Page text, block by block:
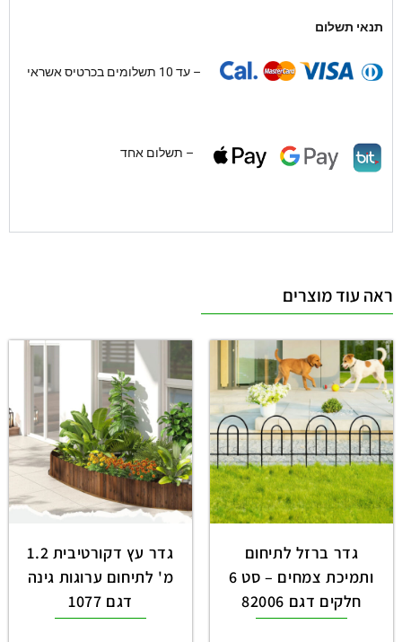
תנאי תשלום
– עד 10 תשלומים בכרטיס אשראי
– תשלום אחד
ראה עוד מוצרים
גדר ברזל לתיחום
ותמיכת צמחים – סט 6
חלקים דגם 82006
גדר עץ דקורטיבית 1.2
מ' לתיחום ערוגות גינה
דגם 1077